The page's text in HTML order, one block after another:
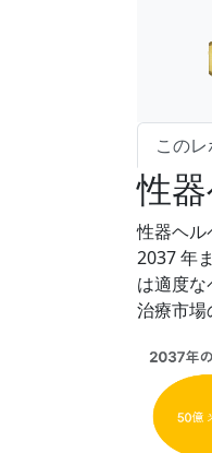
この
性
性器ヘル
2037 年
は適度
治療市場